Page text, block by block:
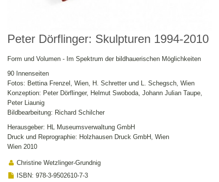
Peter Dörflinger: Skulpturen 1994-2010
Form und Volumen - Im Spektrum der bildhauerischen Möglichkeiten
90 Innenseiten
Fotos: Bettina Frenzel, Wien, H. Schretter und L. Schegsch, Wien
Konzeption: Peter Dörflinger, Helmut Swoboda, Johann Julian Taupe,
Peter Liaunig
Bildbearbeitung: Richard Schilcher
Herausgeber: HL Museumsverwaltung GmbH
Druck und Reprographie: Holzhausen Druck GmbH, Wien
Wien 2010
Christine Wetzlinger-Grundnig
ISBN: 978-3-9502610-7-3